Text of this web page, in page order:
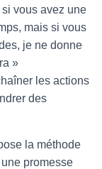
vous avez une
mais si vous
je ne donne
»
les actions
des
la méthode
promesse